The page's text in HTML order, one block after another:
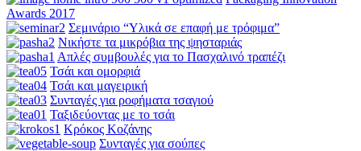
Awards 2017
Σεμινάριο “Υλικά σε επαφή με τρόφιμα”
Νικήστε τα μικρόβια της ψησταριάς
Απλές συμβουλές για το Πασχαλινό τραπέζι
Τσάι και ομορφιά
Τσάι και μαγειρική
Συνταγές για ροφήματα τσαγιού
Ταξιδεύοντας με το τσάι
Κρόκος Κοζάνης
Συνταγές για σούπες